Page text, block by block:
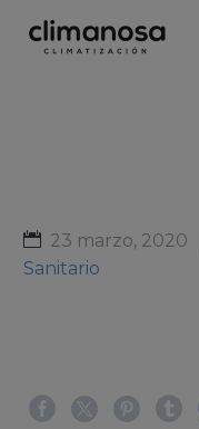
23 marzo, 2020
Sanitario